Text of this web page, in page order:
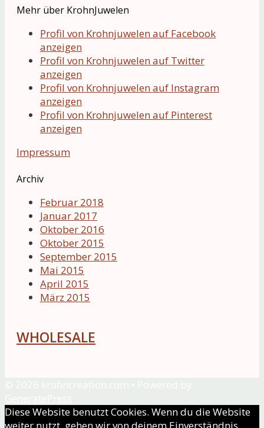
Mehr über KrohnJuwelen
Profil von Krohnjuwelen auf Facebook
anzeigen
Profil von Krohnjuwelen auf Twitter
anzeigen
Profil von Krohnjuwelen auf Instagram
anzeigen
Profil von Krohnjuwelen auf Pinterest
anzeigen
Impressum
Archiv
Februar 2018
Januar 2017
Oktober 2016
Oktober 2015
September 2015
Mai 2015
April 2015
März 2015
WHOLESALE
Diese Website benutzt Cookies. Wenn du die Website